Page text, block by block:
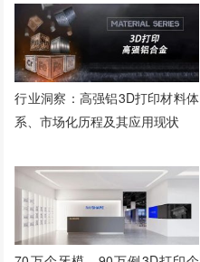
行业洞察：高强铝3D打印材料体
系、市场化历程及其应用现状